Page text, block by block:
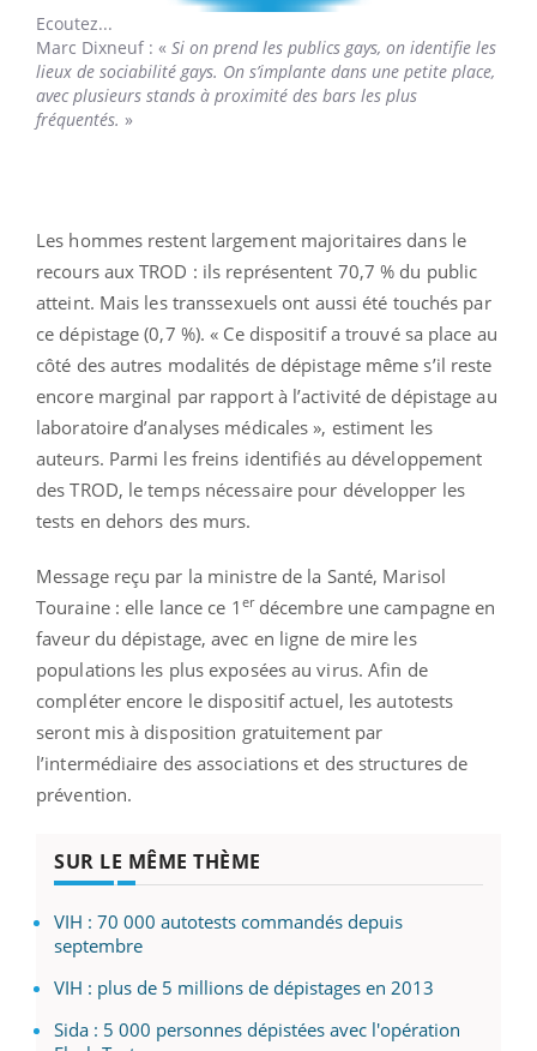
Ecoutez...
Marc Dixneuf: « Si on prend les publics gays, on identifie les
lieux de sociabilité gays. On s’implante dans une petite place,
avec plusieurs stands à proximité des bars les plus
fréquentés. »
Les hommes restent largement majoritaires dans le
recours aux TROD : ils représentent 70,7 % du public
atteint. Mais les transsexuels ont aussi été touchés par
ce dépistage (0,7 %). « Ce dispositif a trouvé sa place au
côté des autres modalités de dépistage même s’il reste
encore marginal par rapport à l’activité de dépistage au
laboratoire d’analyses médicales », estiment les
auteurs. Parmi les freins identifiés au développement
des TROD, le temps nécessaire pour développer les
tests en dehors des murs.
Message reçu par la ministre de la Santé, Marisol
Touraine : elle lance ce 1 erdécembre une campagne en
faveur du dépistage, avec en ligne de mire les
populations les plus exposées au virus. Afin de
compléter encore le dispositif actuel, les autotests
seront mis à disposition gratuitement par
l’intermédiaire des associations et des structures de
prévention.
SUR LE MÊME THÈME
VIH : 70 000 autotests commandés depuis
septembre
VIH : plus de 5 millions de dépistages en 2013
Sida : 5 000 personnes dépistées avec l'opération